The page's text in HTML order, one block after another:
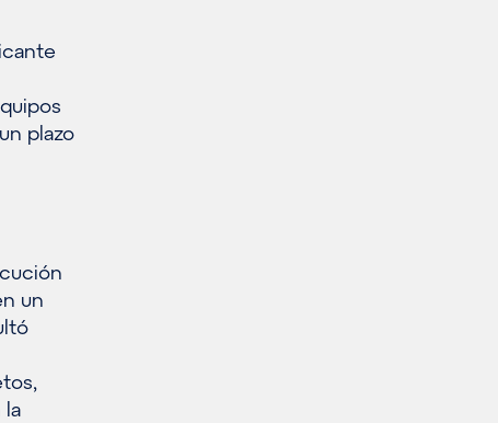
plazo
un
la